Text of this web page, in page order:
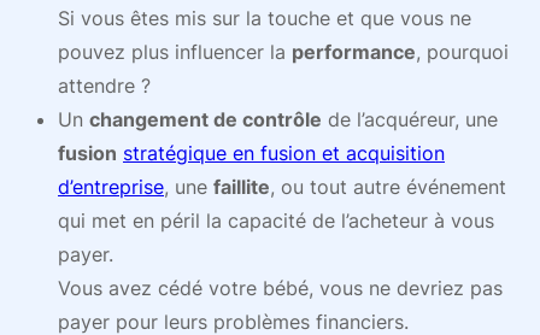
Si vous êtes mis sur la touche et que vous ne
pouvez plus influencer la performance, pourquoi
attendre ?
Un changement de contrôle de l’acquéreur, une
fusion stratégique en fusion et acquisition
d’entreprise, une faillite, ou tout autre événement
qui met en péril la capacité de l’acheteur à vous
payer.
Vous avez cédé votre bébé, vous ne devriez pas
payer pour leurs problèmes financiers.